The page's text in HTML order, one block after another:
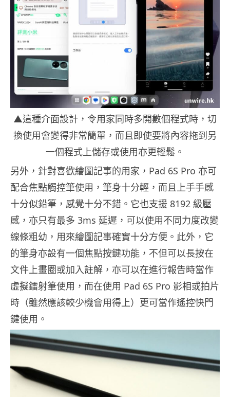
▲這種介面設計，令用家同時多開數個程式時，切
換使用會變得非常簡單，而且即使要將內容拖到另
一個程式上儲存或使用亦更輕鬆。
另外，針對喜歡繪圖記事的用家，Pad 6S Pro 亦可
配合焦點觸控筆使用，筆身十分輕，而且上手手感
十分似鉛筆，感覺十分不錯。它也支援 8192 級壓
感，亦只有最多 3ms 延遲，可以使用不同力度改變
線條粗幼，用來繪圖記事確實十分方便。此外，它
的筆身亦設有一個焦點按鍵功能，不但可以長按在
文件上畫圈或加入註解，亦可以在進行報告時當作
虛擬鐳射筆使用，而在使用 Pad 6S Pro 影相或拍片
時（雖然應該較少機會用得上）更可當作遙控快門
鍵使用。